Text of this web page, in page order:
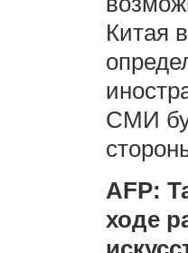
Китая
СМИ
AFP:
ходе